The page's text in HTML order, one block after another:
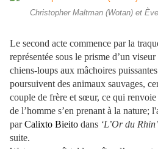
Christopher Maltman (Wotan) et
Le second acte commence par la
représentée sous le prisme d’un
chiens-loups aux mâchoires
poursuivent des animaux sauvages,
couple de frère et sœur, ce qui
de l’homme s’en prenant à la nature;
parCalixto Bieito dans ‘L’Or du Rhin’
suite.